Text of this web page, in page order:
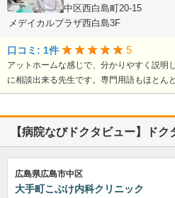
広島県広島市中区西白島町20-15
メデイカルプラザ西白島3F
口コミ: 1件 5
アットホームな感じで、分かりやすく説明
に相談出来る先生です。専門用語もほとん
【病院なびドクタビュー】ドク
広島県広島市中区
大手町こぶけ内科クリニック